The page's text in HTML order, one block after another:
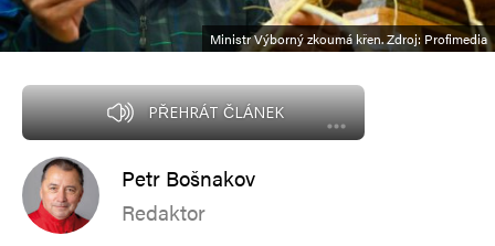
Ministr Výborný zkoumá křen. Zdroj: Profimedia
PŘEHRÁT ČLÁNEK
Petr Bošnakov
Redaktor